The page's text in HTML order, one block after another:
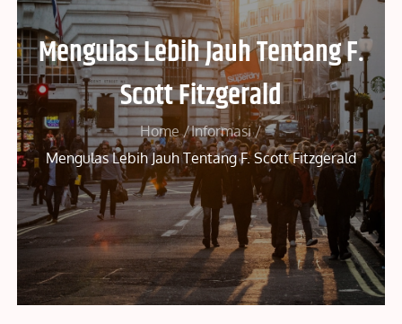
Mengulas Lebih Jauh Tentang F.
Scott Fitzgerald
Home
Informasi
Mengulas Lebih Jauh Tentang F. Scott Fitzgerald